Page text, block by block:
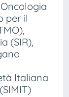
per il
(SIR),
Italiana